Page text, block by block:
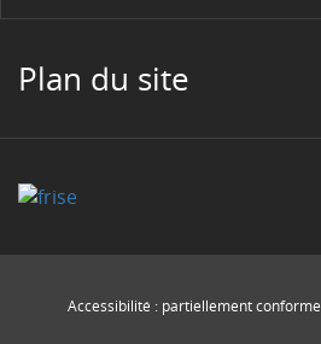
Plan du site
Accessibilité : partiellement conforme